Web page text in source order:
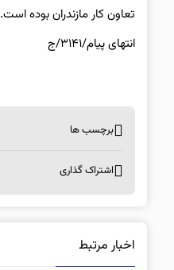
تعاون کار مازندران بوده است.
انتهای پیام/۳۱۴۱/ج
برچسب ها
اشتراک گذاری
اخبار مرتبط